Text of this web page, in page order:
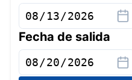
Fecha de salida